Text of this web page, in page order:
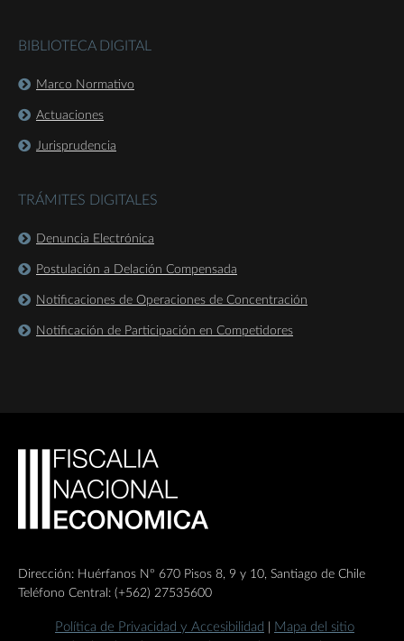
BIBLIOTECA DIGITAL
Marco Normativo
Actuaciones
Jurisprudencia
TRÁMITES DIGITALES
Denuncia Electrónica
Postulación a Delación Compensada
Notificaciones de Operaciones de Concentración
Notificación de Participación en Competidores
Dirección: Huérfanos Nº 670 Pisos 8, 9 y 10, Santiago de Chile
Teléfono Central: (+562) 27535600
Política de Privacidad y Accesibilidad Mapa del sitio